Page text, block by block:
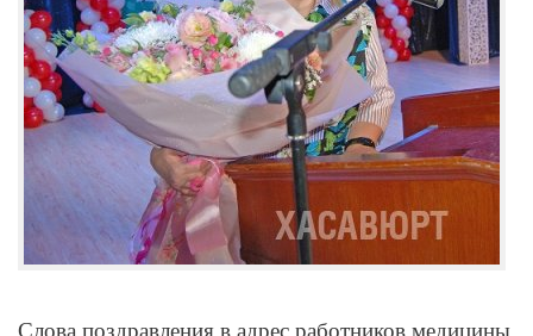
Слова поздравления в адрес работников медицины